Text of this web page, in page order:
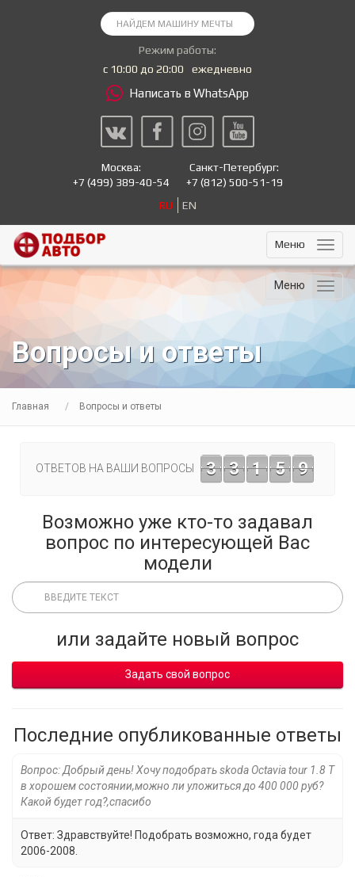
Режим работы:
с 10:00 до 20:00
ежедневно
Написать в WhatsApp
Москва:
+7 (499) 389-40-54
Санкт-Петербург:
+7 (812) 500-51-19
RU
EN
Меню
Меню
Вопросы и ответы
Главная Вопросы и ответы
ОТВЕТОВ НА ВАШИ ВОПРОСЫ 3 3 1 5 9
Возможно уже кто-то задавал
вопрос по интересующей Вас
модели
или задайте новый вопрос
Задать свой вопрос
Последние опубликованные ответы
Вопрос: Добрый день! Хочу подобрать skoda Octavia tour 1.8 T
в хорошем состоянии,можно ли уложиться до 400 000 руб?
Какой будет год?,спасибо
Ответ: Здравствуйте! Подобрать возможно, года будет
2006-2008.